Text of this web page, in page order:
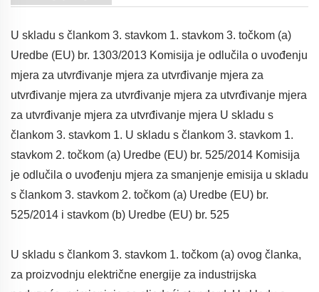
U skladu s člankom 3. stavkom 1. stavkom 3. točkom (a)
Uredbe (EU) br. 1303/2013 Komisija je odlučila o uvođenju
mjera za utvrđivanje mjera za utvrđivanje mjera za
utvrđivanje mjera za utvrđivanje mjera za utvrđivanje mjera
za utvrđivanje mjera za utvrđivanje mjera U skladu s
člankom 3. stavkom 1. U skladu s člankom 3. stavkom 1.
stavkom 2. točkom (a) Uredbe (EU) br. 525/2014 Komisija
je odlučila o uvođenju mjera za smanjenje emisija u skladu
s člankom 3. stavkom 2. točkom (a) Uredbe (EU) br.
525/2014 i stavkom (b) Uredbe (EU) br. 525
U skladu s člankom 3. stavkom 1. točkom (a) ovog članka,
za proizvodnju električne energije za industrijska